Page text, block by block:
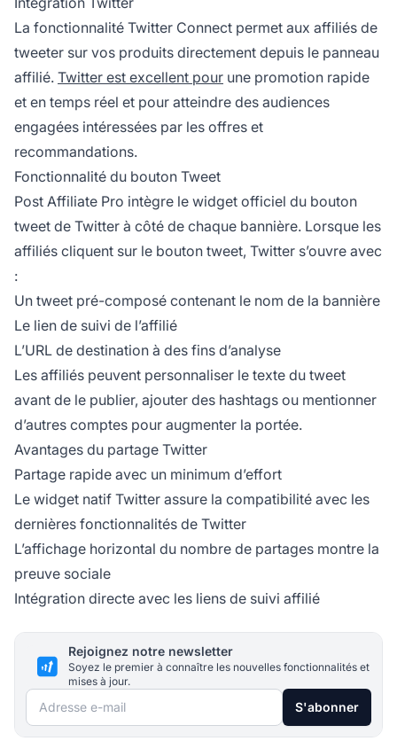
La fonctionnalité Twitter Connect permet aux affiliés de
tweeter sur vos produits directement depuis le panneau
affilié. Twitter est excellent pour une promotion rapide
et en temps réel et pour atteindre des audiences
engagées intéressées par les offres et
recommandations.
Fonctionnalité du bouton Tweet
Post Affiliate Pro intègre le widget officiel du bouton
tweet de Twitter à côté de chaque bannière. Lorsque les
affiliés cliquent sur le bouton tweet, Twitter s’ouvre avec
:
Un tweet pré-composé contenant le nom de la bannière
Le lien de suivi de l’affilié
L’URL de destination à des fins d’analyse
Les affiliés peuvent personnaliser le texte du tweet
avant de le publier, ajouter des hashtags ou mentionner
d’autres comptes pour augmenter la portée.
Avantages du partage Twitter
Partage rapide avec un minimum d’effort
Le widget natif Twitter assure la compatibilité avec les
dernières fonctionnalités de Twitter
L’affichage horizontal du nombre de partages montre la
preuve sociale
Intégration directe avec les liens de suivi affilié
Rejoignez notre newsletter
Soyez le premier à connaître les nouvelles fonctionnalités et
mises à jour.
Adresse e-mail S'abonner